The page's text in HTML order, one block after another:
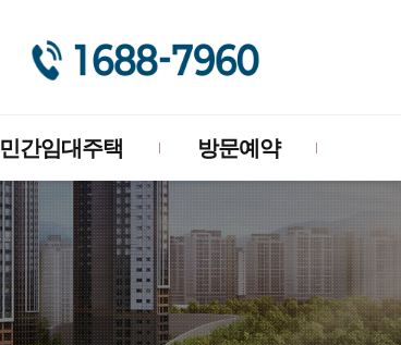
민간임대주택 방문예약